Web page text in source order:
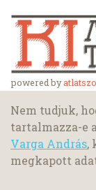
powered by
Nem tudjuk,
tartalmazza-e
Varga András,
megkapott